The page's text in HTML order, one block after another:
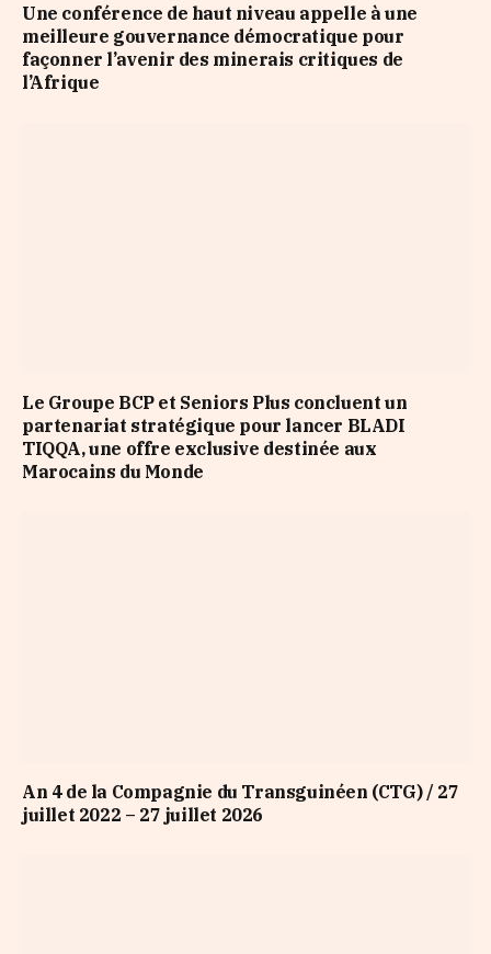
Une conférence de haut niveau appelle à une
meilleure gouvernance démocratique pour
façonner l’avenir des minerais critiques de
l’Afrique
Le Groupe BCP et Seniors Plus concluent un
partenariat stratégique pour lancer BLADI
TIQQA, une offre exclusive destinée aux
Marocains du Monde
An 4 de la Compagnie du Transguinéen (CTG) / 27
juillet 2022 – 27 juillet 2026